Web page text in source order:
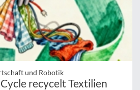
und Robotik
recycelt Textilien